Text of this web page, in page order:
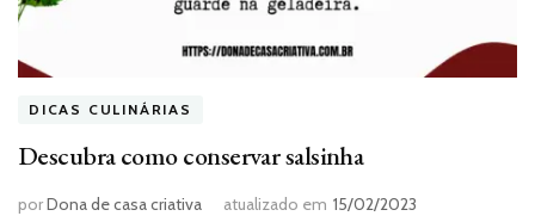
DICAS CULINÁRIAS
Descubra como conservar salsinha
porDona de casa criativa atualizado em 15/02/2023